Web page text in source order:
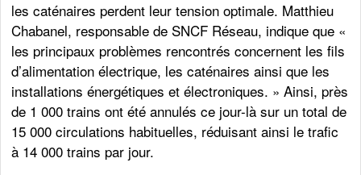
les caténaires perdent leur tension optimale. Matthieu
Chabanel, responsable de SNCF Réseau, indique que «
les principaux problèmes rencontrés concernent les fils
d’alimentation électrique, les caténaires ainsi que les
installations énergétiques et électroniques. » Ainsi, près
de 1 000 trains ont été annulés ce jour-là sur un total de
15 000 circulations habituelles, réduisant ainsi le trafic
à 14 000 trains par jour.